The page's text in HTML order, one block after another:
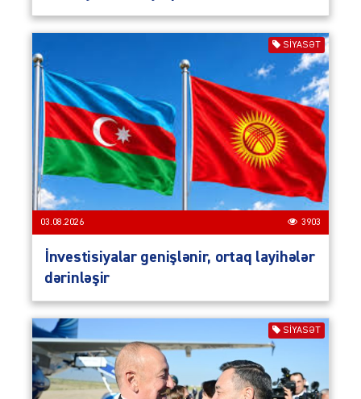
SIYASƏT
03.08.2026 3903
İnvestisiyalar genişlənir, ortaq layihələr
dərinləşir
SIYASƏT